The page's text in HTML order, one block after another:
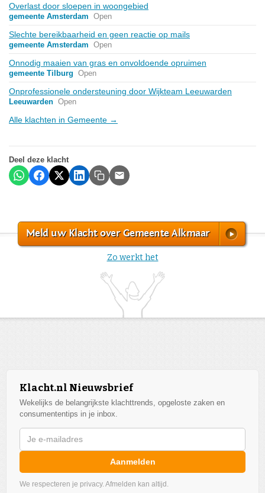
Overlast door sloepen in woongebied
gemeente Amsterdam Open
Slechte bereikbaarheid en geen reactie op mails
gemeente Amsterdam Open
Onnodig maaien van gras en onvoldoende opruimen
gemeente Tilburg Open
Onprofessionele ondersteuning door Wijkteam Leeuwarden
Leeuwarden Open
Alle klachten in Gemeente →
Deel deze klacht
Meld uw Klacht over Gemeente Alkmaar
Zo werkt het
Klacht.nl Nieuwsbrief
Wekelijks de belangrijkste klachttrends, opgeloste zaken en
consumententips in je inbox.
Aanmelden
We respecteren je privacy. Afmelden kan altijd.